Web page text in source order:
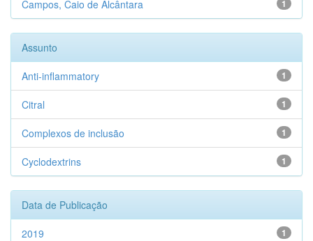
1
Campos, Caio de Alcântara
Assunto
1
Anti-inflammatory
1
Citral
1
Complexos de inclusão
1
Cyclodextrins
Data de Publicação
1
2019